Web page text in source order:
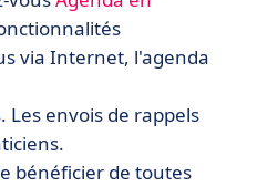
via Internet, l'agenda
envois de rappels
bénéficier de toutes